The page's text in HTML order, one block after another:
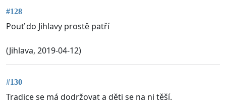
#128
Pouť do Jihlavy prostě patří
(Jihlava, 2019-04-12)
#130
Tradice se má dodržovat a děti se na ni těší.